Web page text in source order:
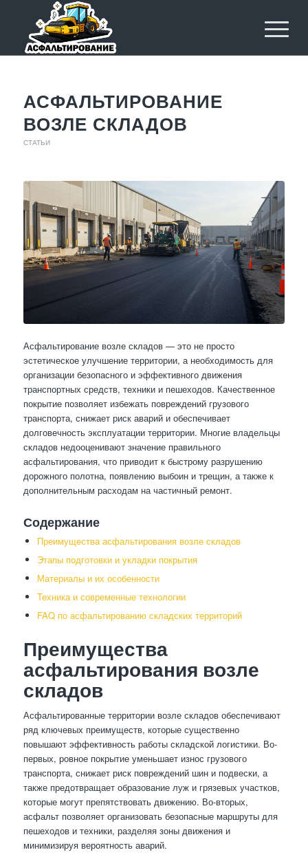
АСФАЛЬТИРОВАНИЕ
ВОЗЛЕ СКЛАДОВ
СТАТЬИ
Асфальтирование возле складов — это не просто
эстетическое улучшение территории, а необходимость для
организации безопасного и эффективного движения
транспортных средств, техники и пешеходов. Качественное
покрытие позволяет избежать повреждений грузового
транспорта, снижает риск аварий и обеспечивает
долговечность эксплуатации территории. Многие владельцы
складов недооценивают значение правильного
асфальтирования, что приводит к быстрому разрушению
дорожного полотна, появлению выбоин и трещин, а также к
дополнительным расходам на частичный ремонт.
Содержание
Преимущества асфальтирования возле складов
Этапы подготовки и укладки покрытия
Материалы и их особенности
Техника и современные технологии
FAQ по асфальтированию складских территорий
Преимущества
асфальтирования возле
складов
Асфальтированные территории возле складов обеспечивают
ряд ключевых преимуществ, которые существенно
повышают эффективность работы складской логистики. Во-
первых, ровное покрытие уменьшает износ грузового
транспорта, снижает риск повреждений шин и подвески, а
также предотвращает образование луж и грязевых участков,
которые могут препятствовать движению. Во-вторых,
асфальт позволяет организовать безопасные маршруты для
пешеходов и техники, разделяя зоны движения и
минимизируя вероятность аварий.